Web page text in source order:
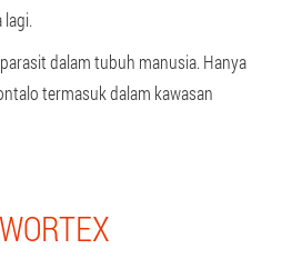
dalam tubuh manusia. Hanya
termasuk dalam kawasan